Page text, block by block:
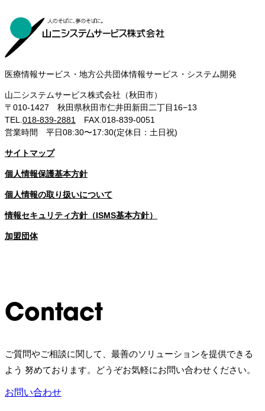
医療情報サービス・地方公共団体情報サービス・システム開発
山二システムサービス株式会社（秋田市）
〒010-1427 秋田県秋田市仁井田新田二丁目16−13
TEL. 018-839-2881
FAX.018-839-0051
営業時間 平日08:30〜17:30(定休日：土日祝)
サイトマップ
個人情報保護基本方針
個人情報の取り扱いについて
情報セキュリティ方針（ISMS基本方針）
加盟団体
Contact
ご質問やご相談に関して、最善のソリューションを提供できる
よう 努めております。どうぞお気軽にお問い合わせください。
お問い合わせ